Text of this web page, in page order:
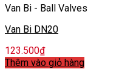
Van Bi - Ball Valves
Van Bi DN20
123.500₫
Thêm vào giỏ hàng